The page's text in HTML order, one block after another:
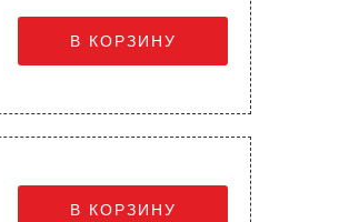
В КОРЗИНУ
В КОРЗИНУ